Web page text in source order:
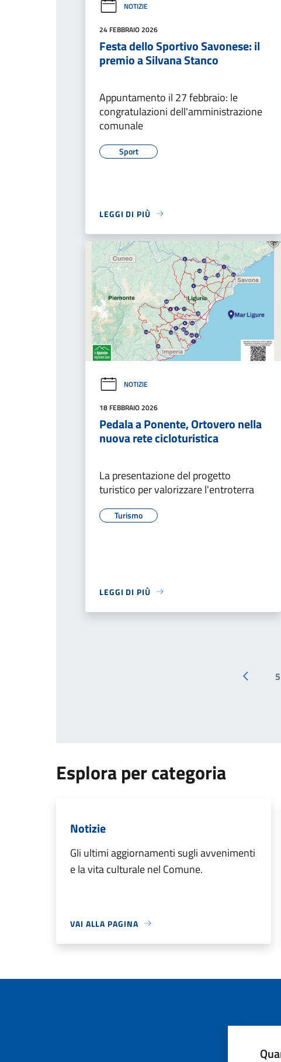
NOTIZIE
24 FEBBRAIO 2026
Festa dello Sportivo Savonese: il
premio a Silvana Stanco
Appuntamento il 27 febbraio: le
congratulazioni dell'amministrazione
comunale
Sport
LEGGI DI PIÙ
NOTIZIE
18 FEBBRAIO 2026
Pedala a Ponente, Ortovero nella
nuova rete cicloturistica
La presentazione del progetto
turistico per valorizzare l'entroterra
Turismo
LEGGI DI PIÙ
Pagina
5
Esplora per categoria
Notizie
Gli ultimi aggiornamenti sugli avvenimenti
e la vita culturale nel Comune.
VAI ALLA PAGINA